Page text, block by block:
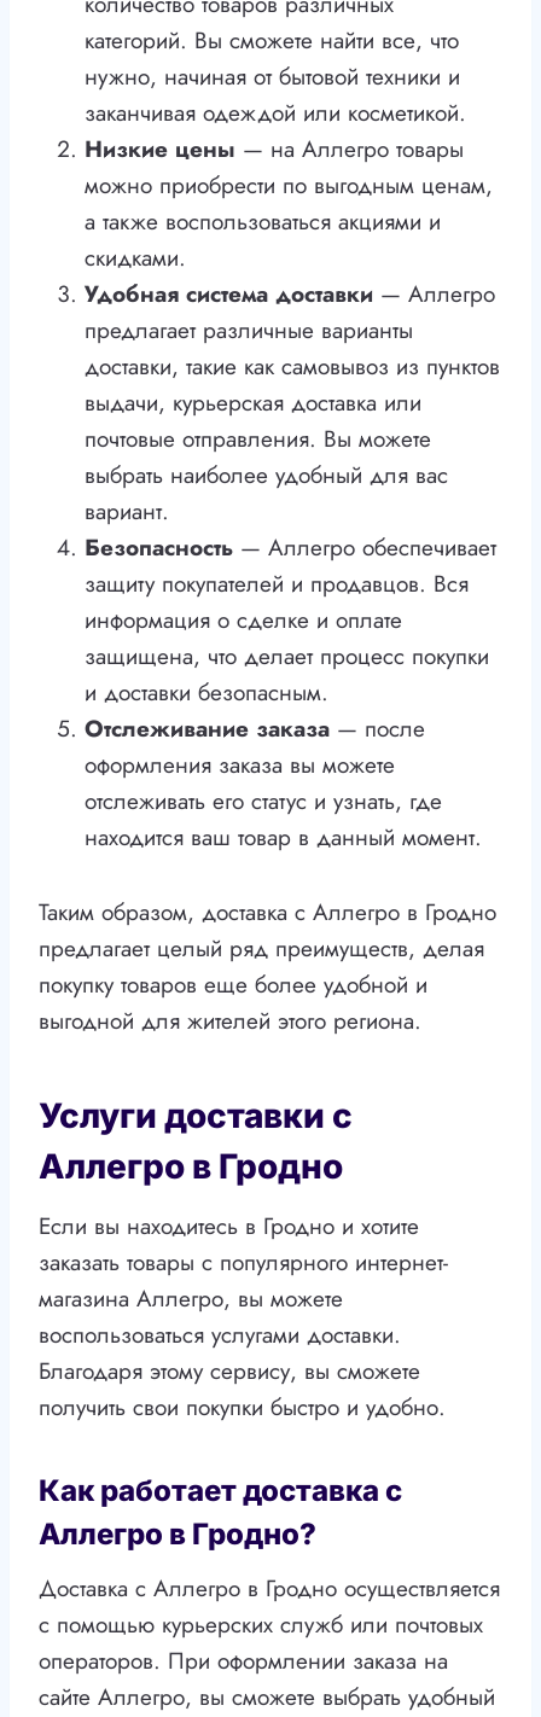
категорий. Вы сможете найти все, что
нужно, начиная от бытовой техники и
заканчивая одеждой или косметикой.
Низкие цены — на Аллегро товары
можно приобрести по выгодным ценам,
а также воспользоваться акциями и
скидками.
Удобная система доставки — Аллегро
предлагает различные варианты
доставки, такие как самовывоз из пунктов
выдачи, курьерская доставка или
почтовые отправления. Вы можете
выбрать наиболее удобный для вас
вариант.
Безопасность — Аллегро обеспечивает
защиту покупателей и продавцов. Вся
информация о сделке и оплате
защищена, что делает процесс покупки
и доставки безопасным.
Отслеживание заказа — после
оформления заказа вы можете
отслеживать его статус и узнать, где
находится ваш товар в данный момент.
Таким образом, доставка с Аллегро в Гродно
предлагает целый ряд преимуществ, делая
покупку товаров еще более удобной и
выгодной для жителей этого региона.
Услуги доставки с
Аллегро в Гродно
Если вы находитесь в Гродно и хотите
заказать товары с популярного интернет-
магазина Аллегро, вы можете
воспользоваться услугами доставки.
Благодаря этому сервису, вы сможете
получить свои покупки быстро и удобно.
Как работает доставка с
Аллегро в Гродно?
Доставка с Аллегро в Гродно осуществляется
с помощью курьерских служб или почтовых
операторов. При оформлении заказа на
сайте Аллегро, вы сможете выбрать удобный